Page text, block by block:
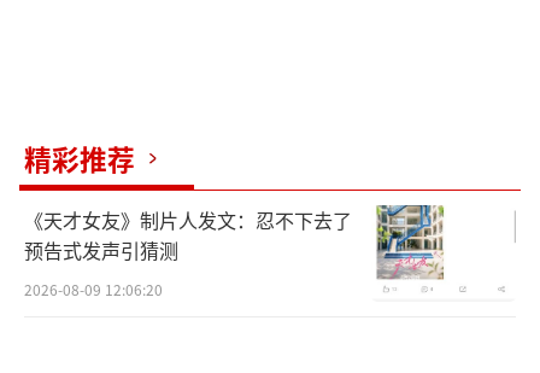
精彩推荐
《天才女友》制片人发文：忍不下去了
预告式发声引猜测
2026-08-09 12:06:20